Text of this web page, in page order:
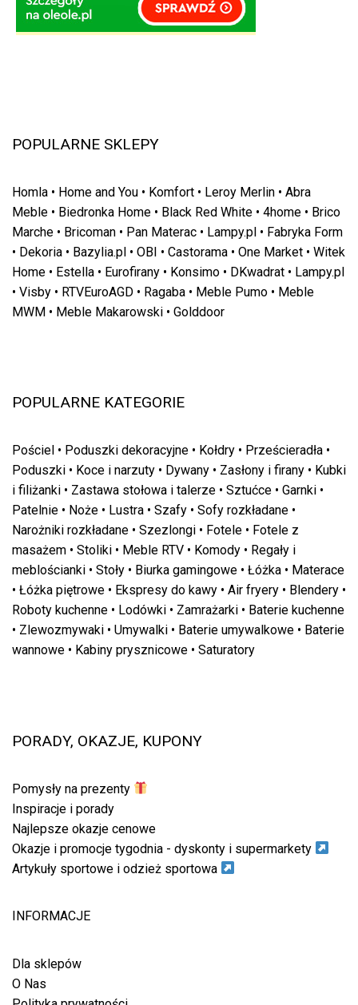
POPULARNE SKLEPY
Homla • Home and You • Komfort • Leroy Merlin • Abra
Meble • Biedronka Home • Black Red White • 4home • Brico
Marche • Bricoman • Pan Materac • Lampy.pl • Fabryka Form
• Dekoria • Bazylia.pl • OBI • Castorama • One Market • Witek
Home • Estella • Eurofirany • Konsimo • DKwadrat • Lampy.pl
• Visby • RTVEuroAGD • Ragaba • Meble Pumo • Meble
MWM • Meble Makarowski • Golddoor
POPULARNE KATEGORIE
Pościel • Poduszki dekoracyjne • Kołdry • Prześcieradła •
Poduszki • Koce i narzuty • Dywany • Zasłony i firany • Kubki
i filiżanki • Zastawa stołowa i talerze • Sztućce • Garnki •
Patelnie • Noże • Lustra • Szafy • Sofy rozkładane •
Narożniki rozkładane • Szezlongi • Fotele • Fotele z
masażem • Stoliki • Meble RTV • Komody • Regały i
meblościanki • Stoły • Biurka gamingowe • Łóżka • Materace
• Łóżka piętrowe • Ekspresy do kawy • Air fryery • Blendery •
Roboty kuchenne • Lodówki • Zamrażarki • Baterie kuchenne
• Zlewozmywaki • Umywalki • Baterie umywalkowe • Baterie
wannowe • Kabiny prysznicowe • Saturatory
PORADY, OKAZJE, KUPONY
Pomysły na prezenty
Inspiracje i porady
Najlepsze okazje cenowe
Okazje i promocje tygodnia - dyskonty i supermarkety
Artykuły sportowe i odzież sportowa
INFORMACJE
Dla sklepów
O Nas